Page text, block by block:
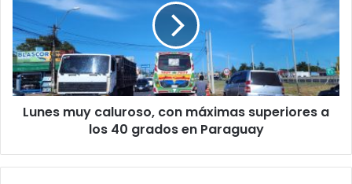
Lunes muy caluroso, con máximas superiores a
los 40 grados en Paraguay